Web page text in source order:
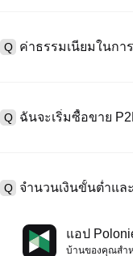
ซื้อขาย OTC สำหรับธุรก
Q ค่าธรรมเนียมในกา
ธรรมเนียมการซื้อขายแบ
Q ฉันจะเริ่มซื้อขาย
กับวิธีการชำระเงินและเว
Q จำนวนเงินขั้นต่ำแล
ขีดจำกัดขั้นต่ำและสูง
ดอลลาร์โดยสูงสุดขึ้นอยู่กั
แอป
บ้านของคุณสํา